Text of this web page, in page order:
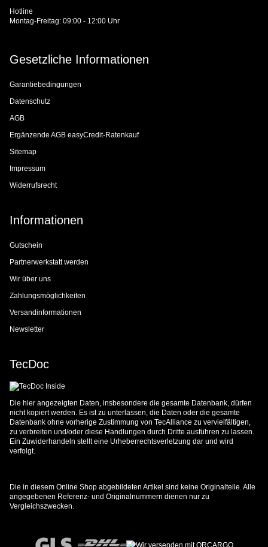
Hotline
Montag-Freitag: 09:00 - 12:00 Uhr
Gesetzliche Informationen
Garantiebedingungen
Datenschutz
AGB
Ergänzende AGB easyCredit-Ratenkauf
Sitemap
Impressum
Widerrufsrecht
Informationen
Gutschein
Partnerwerkstatt werden
Wir über uns
Zahlungsmöglichkeiten
Versandinformationen
Newsletter
TecDoc
Die hier angezeigten Daten, insbesondere die gesamte Datenbank, dürfen
nicht kopiert werden. Es ist zu unterlassen, die Daten oder die gesamte
Datenbank ohne vorherige Zustimmung von TecAlliance zu vervielfältigen,
zu verbreiten und/oder diese Handlungen durch Dritte ausführen zu lassen.
Ein Zuwiderhandeln stellt eine Urheberrechtsverletzung dar und wird
verfolgt.
Die in diesem Online Shop abgebildeten Artikel sind keine Originalteile. Alle
angegebenen Referenz- und Originalnummern dienen nur zu
Vergleichszwecken.